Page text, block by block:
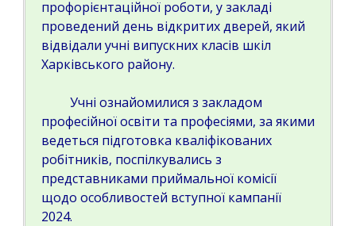
профорієнтаційної роботи, у закладі
проведений день відкритих дверей, який
відвідали учні випускних класів шкіл
Харківського району.
Учні ознайомилися з закладом
професійної освіти та професіями, за якими
ведеться підготовка кваліфікованих
робітників, поспілкувались з
представниками приймальної комісії
щодо особливостей вступної кампанії
2024.